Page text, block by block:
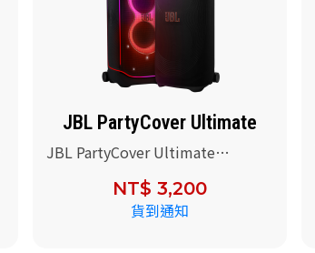
JBL PartyCover Ultimate
JBL PartyCover Ultimate
(Partybox Ultimate 喇叭保護套)
NT$ 3,200
貨到通知